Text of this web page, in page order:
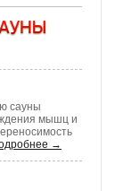
сауны
мышц и
→